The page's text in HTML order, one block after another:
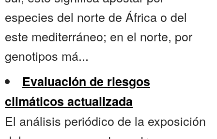
especies del norte de África o del
este mediterráneo; en el norte, por
genotipos má...
Evaluación de riesgos
climáticos actualizada
El análisis periódico de la exposición